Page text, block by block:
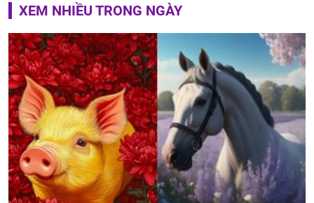
XEM NHIỀU TRONG NGÀY